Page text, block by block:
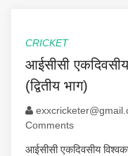
CRICKET
आईसीसी
(द्वितीय भाग)
Comments
आईसीसी एकदिवसीय